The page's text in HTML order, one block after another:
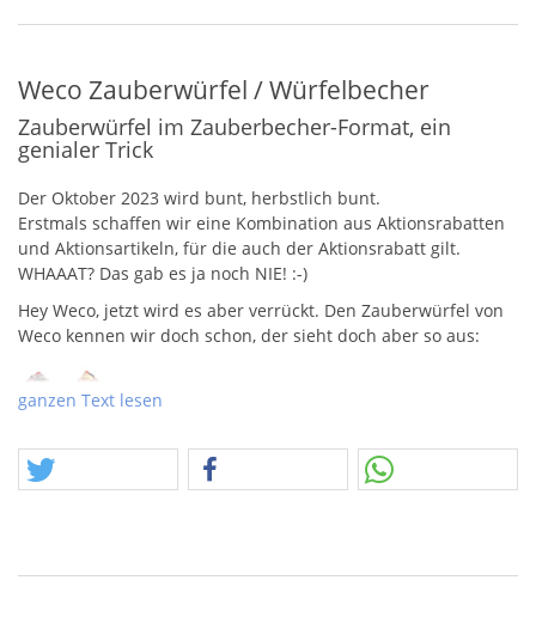
Weco Zauberwürfel / Würfelbecher
Zauberwürfel im Zauberbecher-Format, ein
genialer Trick
Der Oktober 2023 wird bunt, herbstlich bunt.
Erstmals schaffen wir eine Kombination aus Aktionsrabatten
und Aktionsartikeln, für die auch der Aktionsrabatt gilt.
WHAAAT? Das gab es ja noch NIE! :-)
Hey Weco, jetzt wird es aber verrückt. Den Zauberwürfel von
Weco kennen wir doch schon, der sieht doch aber so aus:
Aber das neue Design gefällt mir sehr, hat aber eher was von
enem Würfelbecher. Wir können nur vermuten, dass dies
ganzen Text lesen